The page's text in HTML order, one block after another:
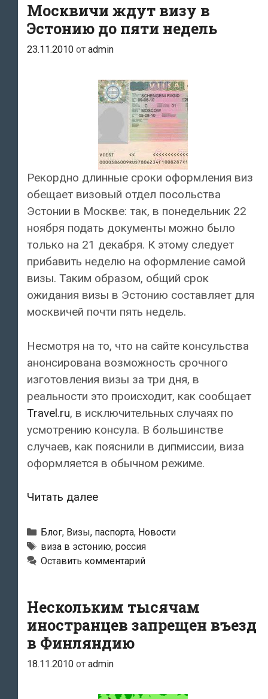
моряка
Москвичи ждут визу в
Эстонию до пяти недель
23.11.2010 от admin
Рекордно длинные сроки оформления виз
обещает визовый отдел посольства
Эстонии в Москве: так, в понедельник 22
ноября подать документы можно было
только на 21 декабря. К этому следует
прибавить неделю на оформление самой
визы. Таким образом, общий срок
ожидания визы в Эстонию составляет для
москвичей почти пять недель.
Несмотря на то, что на сайте консульства
анонсирована возможность срочного
изготовления визы за три дня, в
реальности это происходит, как сообщает
Travel.ru, в исключительных случаях по
усмотрению консула. В большинстве
случаев, как пояснили в дипмиссии, виза
оформляется в обычном режиме.
Читать далееМосквичи
визу
в
Эстонию
недель
Рубрики
Блог, Визы, паспорта, Новости
Метки
виза в эстонию, россия
Оставить комментарий
Нескольким тысячам
иностранцев запрещен въезд
в Финляндию
18.11.2010 от admin